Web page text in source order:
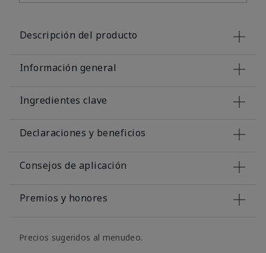
Descripción del producto
Información general
Ingredientes clave
Declaraciones y beneficios
Consejos de aplicación
Premios y honores
Precios sugeridos al menudeo.